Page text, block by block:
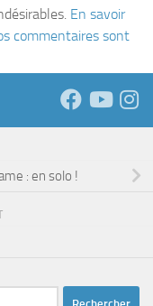
En savoir
commentaires sont
: en solo !